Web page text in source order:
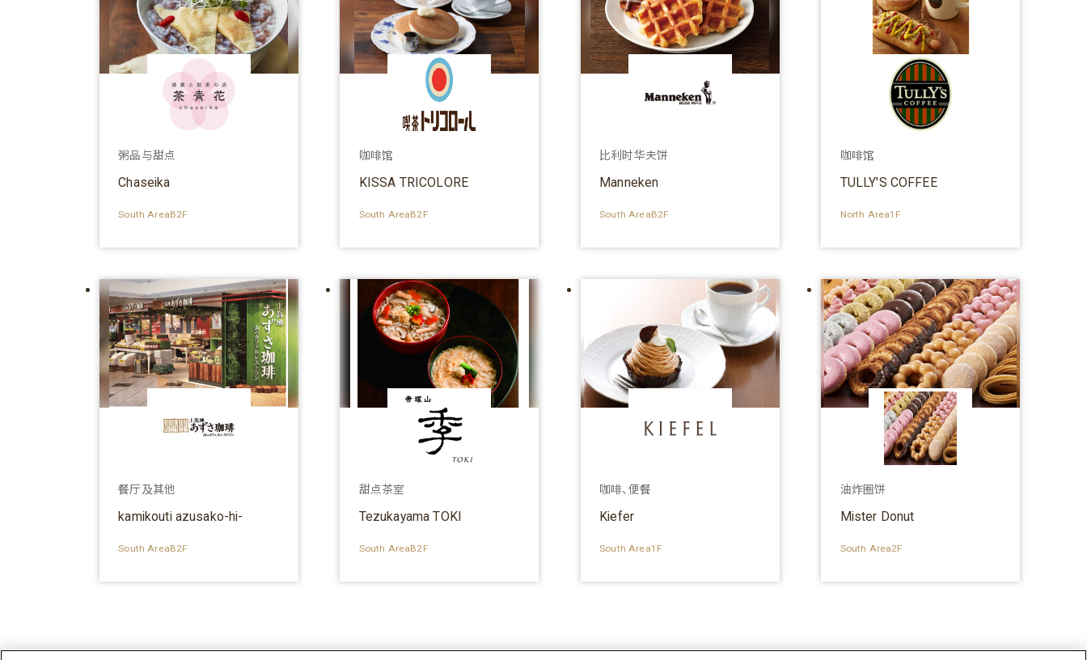
粥品与甜点
Chaseika
South AreaB2F
咖啡馆
KISSA TRICOLORE
South AreaB2F
比利时华夫饼
Manneken
South AreaB2F
咖啡馆
TULLY'S COFFEE
North Area1F
餐厅及其他
kamikouti azusako-hi-
South AreaB2F
甜点茶室
Tezukayama TOKI
South AreaB2F
咖啡、便餐
Kiefer
South Area1F
油炸圈饼
Mister Donut
South Area2F